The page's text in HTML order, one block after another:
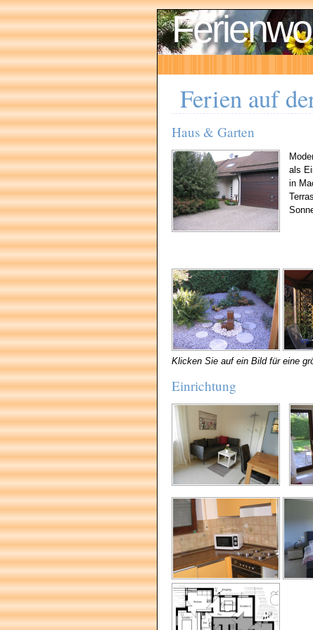
Ferien auf
Haus & Garten
als
in
Klicken Sie auf ein Bild für eine
Einrichtung